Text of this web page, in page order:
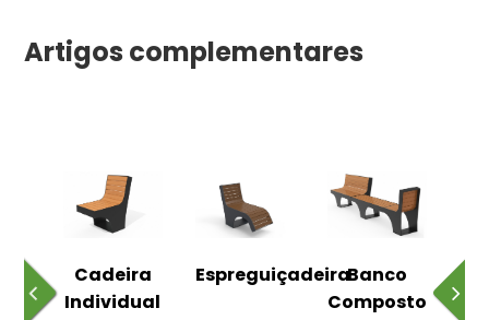
Artigos complementares
Cadeira
Individual
EspreguiçadeiraBanco
Composto